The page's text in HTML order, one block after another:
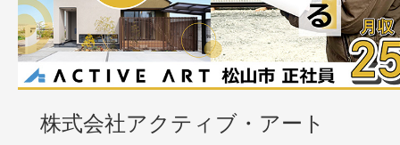
株式会社アクティブ・アート